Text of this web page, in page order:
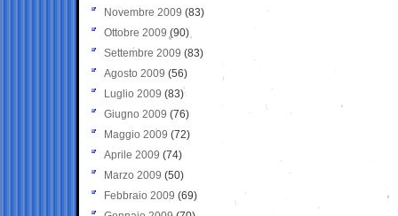
Novembre 2009 (83)
Ottobre 2009 (90)
Settembre 2009 (83)
Agosto 2009 (56)
Luglio 2009 (83)
Giugno 2009 (76)
Maggio 2009 (72)
Aprile 2009 (74)
Marzo 2009 (50)
Febbraio 2009 (69)